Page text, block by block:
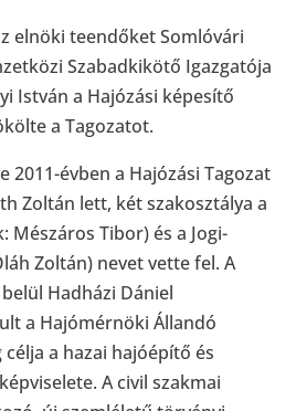
elnöki teendőket Somlóvári
Szabadkikötő Igazgatója
István a Hajózási képesítő
a Tagozatot.
2011-évben a Hajózási Tagozat
Zoltán lett, két szakosztálya a
Mészáros Tibor) és a Jogi-
Zoltán) nevet vette fel. A
Hadházi Dániel
a Hajómérnöki Állandó
a hazai hajóépítő és
A civil szakmai